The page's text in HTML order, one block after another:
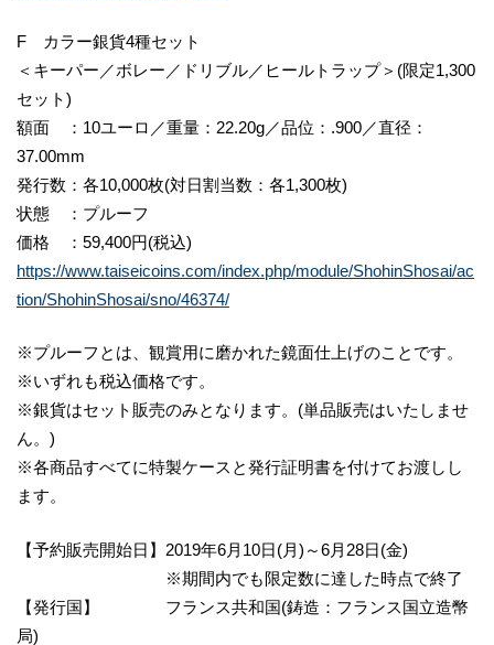
F カラー銀貨4種セット
＜キーパー／ボレー／ドリブル／ヒールトラップ＞(限定1,300
セット)
額面 ：10ユーロ／重量：22.20g／品位：.900／直径：
37.00mm
発行数：各10,000枚(対日割当数：各1,300枚)
状態 ：プルーフ
価格 ：59,400円(税込)
https://www.taiseicoins.com/index.php/module/ShohinShosai/ac
tion/ShohinShosai/sno/46374/
※プルーフとは、観賞用に磨かれた鏡面仕上げのことです。
※いずれも税込価格です。
※銀貨はセット販売のみとなります。(単品販売はいたしませ
ん。)
※各商品すべてに特製ケースと発行証明書を付けてお渡しし
ます。
【予約販売開始日】2019年6月10日(月)～6月28日(金)
※期間内でも限定数に達した時点で終了
【発行国】 フランス共和国(鋳造：フランス国立造幣
局)